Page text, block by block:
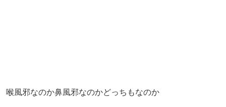
喉風邪なのか鼻風邪なのかどっちもなのか